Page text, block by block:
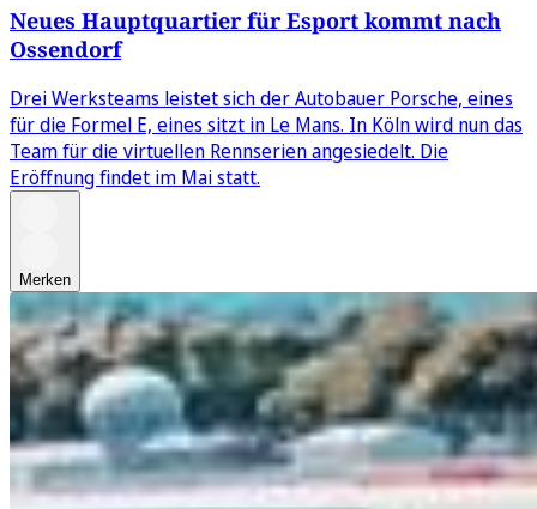
Neues Hauptquartier für Esport kommt nach
Ossendorf
Drei Werksteams leistet sich der Autobauer Porsche, eines
für die Formel E, eines sitzt in Le Mans. In Köln wird nun das
Team für die virtuellen Rennserien angesiedelt. Die
Eröffnung findet im Mai statt.
Merken